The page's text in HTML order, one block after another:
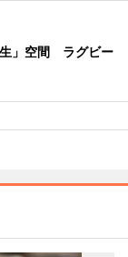
」空間 ラグビー